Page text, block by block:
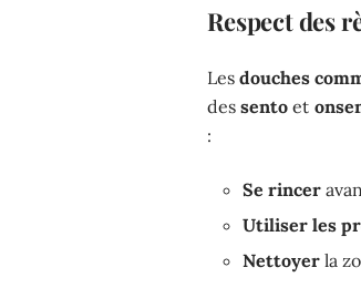
Respect des
Lesdouches
dessento et
:
Se rincer
Utiliser les
Nettoyer la